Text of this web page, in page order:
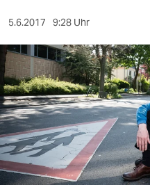
sport
berlin
nord
wahrheit
verlag
5.6.2017 9:28 Uhr